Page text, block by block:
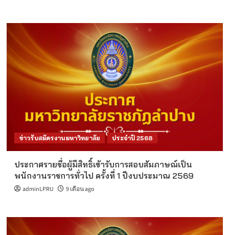
ข่าวรับสมัครงานมหาวิทยาลัย ประจำปี 2568
ประกาศรายชื่อผู้มีสิทธิ์เข้ารับการสอบสัมภาษณ์เป็น
พนักงานราชการทั่วไป ครั้งที่ 1 ปีงบประมาณ 2569
adminLPRU 9 เดือน ago